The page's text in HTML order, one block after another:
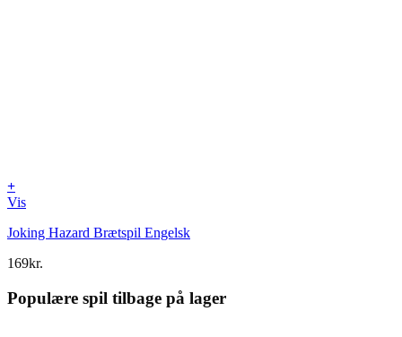
+
Vis
Joking Hazard Brætspil Engelsk
169kr.
Populære spil tilbage på lager